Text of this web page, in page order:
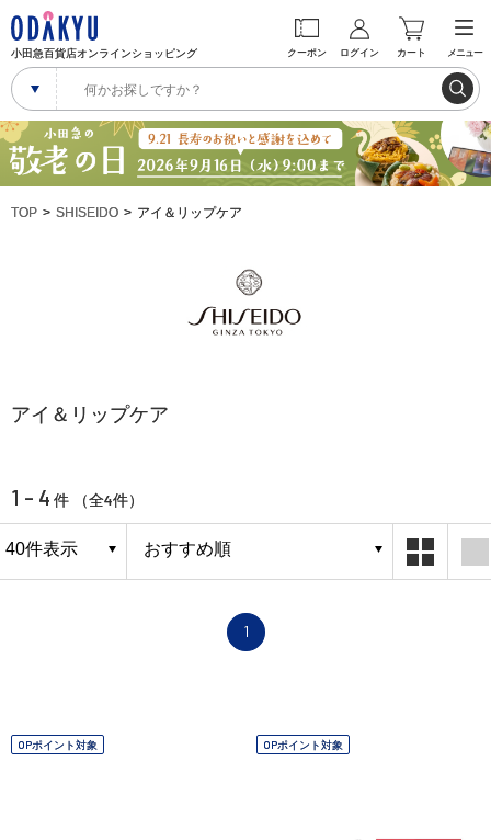
小田急百貨店オンラインショッピング クーポン ログイン カート メニュー
TOP SHISEIDO アイ＆リップケア
アイ＆リップケア
1 - 4 件 （全4件）
1
OPポイント対象 OPポイント対象